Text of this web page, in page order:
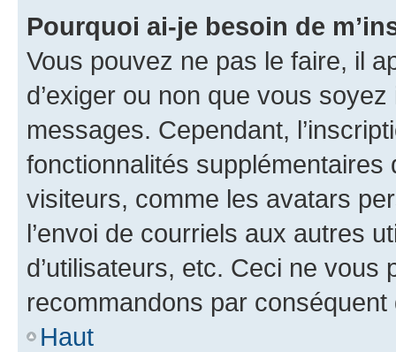
Pourquoi ai-je besoin de
Vous pouvez ne pas le faire, il
d’exiger ou non que vous
messages. Cependant,
fonctionnalités
visiteurs, comme les avatars
l’envoi de courriels aux autres
d’utilisateurs, etc. Ceci ne vous
recommandons par conséquent
Haut